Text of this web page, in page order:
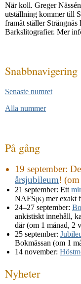
När koll. Greger
utställning kommer till
framåt ställer
Barkslitografier. Mer
Snabb­navigering
Senaste numret
Alla nummer
På gång
19 september:
årsjubileum!
21 september: Ett
NAFS(K) mer exakt
24–27 september:
ankistiskt innehåll,
där (om 1 månad, 2
25 september:
Bokmässan (om 1
14 november:
Nyheter